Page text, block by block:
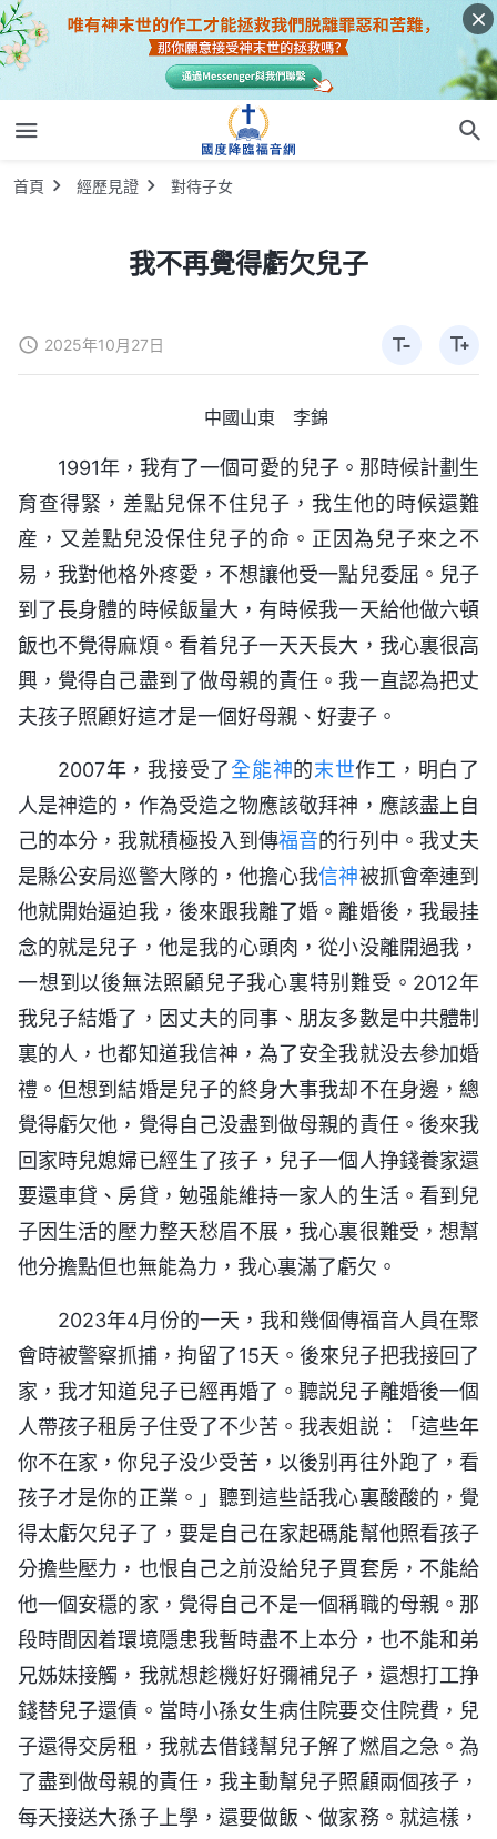
首頁 經歷見證 對待子女
我不再覺得虧欠兒子
2025年10月27日
中國山東 李錦
1991年，我有了一個可愛的兒子。那時候計劃生
育查得緊，差點兒保不住兒子，我生他的時候還難
産，又差點兒没保住兒子的命。正因為兒子來之不
易，我對他格外疼愛，不想讓他受一點兒委屈。兒子
到了長身體的時候飯量大，有時候我一天給他做六頓
飯也不覺得麻煩。看着兒子一天天長大，我心裏很高
興，覺得自己盡到了做母親的責任。我一直認為把丈
夫孩子照顧好這才是一個好母親、好妻子。
2007年，我接受了全能神的末世作工，明白了
人是神造的，作為受造之物應該敬拜神，應該盡上自
己的本分，我就積極投入到傳福音的行列中。我丈夫
是縣公安局巡警大隊的，他擔心我信神被抓會牽連到
他就開始逼迫我，後來跟我離了婚。離婚後，我最挂
念的就是兒子，他是我的心頭肉，從小没離開過我，
一想到以後無法照顧兒子我心裏特别難受。2012年
我兒子結婚了，因丈夫的同事、朋友多數是中共體制
裏的人，也都知道我信神，為了安全我就没去參加婚
禮。但想到結婚是兒子的終身大事我却不在身邊，總
覺得虧欠他，覺得自己没盡到做母親的責任。後來我
回家時兒媳婦已經生了孩子，兒子一個人挣錢養家還
要還車貸、房貸，勉强能維持一家人的生活。看到兒
子因生活的壓力整天愁眉不展，我心裏很難受，想幫
他分擔點但也無能為力，我心裏滿了虧欠。
2023年4月份的一天，我和幾個傳福音人員在聚
會時被警察抓捕，拘留了15天。後來兒子把我接回了
家，我才知道兒子已經再婚了。聽説兒子離婚後一個
人帶孩子租房子住受了不少苦。我表姐説：「這些年
你不在家，你兒子没少受苦，以後别再往外跑了，看
孩子才是你的正業。」聽到這些話我心裏酸酸的，覺
得太虧欠兒子了，要是自己在家起碼能幫他照看孩子
分擔些壓力，也恨自己之前没給兒子買套房，不能給
他一個安穩的家，覺得自己不是一個稱職的母親。那
段時間因着環境隱患我暫時盡不上本分，也不能和弟
兄姊妹接觸，我就想趁機好好彌補兒子，還想打工挣
錢替兒子還債。當時小孫女生病住院要交住院費，兒
子還得交房租，我就去借錢幫兒子解了燃眉之急。為
了盡到做母親的責任，我主動幫兒子照顧兩個孩子，
每天接送大孫子上學，還要做飯、做家務。就這樣，